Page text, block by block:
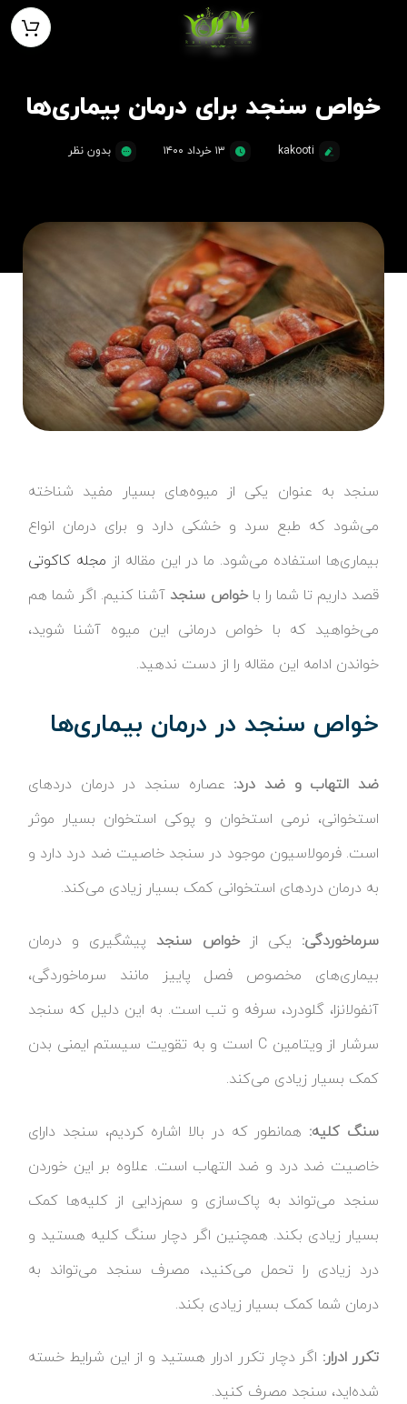
خواص سنجد برای درمان بیماری‌ها
kakooti ۱۳ خرداد ۱۴۰۰ بدون نظر
سنجد به عنوان یکی از میوه‌های بسیار مفید شناخته
می‌شود که طبع سرد و خشکی دارد و برای درمان انواع
بیماری‌ها استفاده می‌شود. ما در این مقاله از مجله کاکوتی
قصد داریم تا شما را باخواص سنجدآشنا کنیم. اگر شما هم
می‌خواهید که با خواص درمانی این میوه آشنا شوید،
خواندن ادامه این مقاله را از دست ندهید.
خواص سنجد در درمان بیماری‌ها
ضد التهاب و ضد درد: عصاره سنجد در درمان دردهای
استخوانی، نرمی استخوان و پوکی استخوان بسیار موثر
است. فرمولاسیون موجود در سنجد خاصیت ضد درد دارد و
به درمان دردهای استخوانی کمک بسیار زیادی می‌کند.
سرماخوردگی: یکی ازخواص سنجدپیشگیری و درمان
بیماری‌های مخصوص فصل پاییز مانند سرماخوردگی،
آنفولانزا، گلودرد، سرفه و تب است. به این دلیل که سنجد
سرشار از ویتامین C است و به تقویت سیستم ایمنی بدن
کمک بسیار زیادی می‌کند.
سنگ کلیه: همانطور که در بالا اشاره کردیم، سنجد دارای
خاصیت ضد درد و ضد التهاب است. علاوه بر این خوردن
سنجد می‌تواند به پاک‌سازی و سم‌زدایی از کلیه‌ها کمک
بسیار زیادی بکند. همچنین اگر دچار سنگ کلیه هستید و
درد زیادی را تحمل می‌کنید، مصرف سنجد می‌تواند به
درمان شما کمک بسیار زیادی بکند.
تکرر ادرار: اگر دچار تکرر ادرار هستید و از این شرایط خسته
شده‌اید، سنجد مصرف کنید.